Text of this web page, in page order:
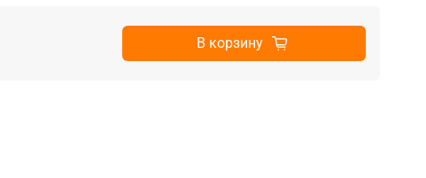
В корзину